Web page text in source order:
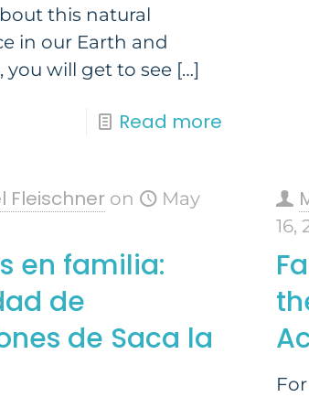
this natural
in our Earth and
you will get to see[…]
Read more
Fleischner on
May
en familia:
de
de Saca la
16,